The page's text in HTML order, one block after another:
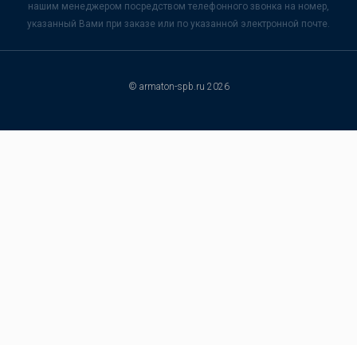
нашим менеджером посредством телефонного звонка на номер,
указанный Вами при заказе или по указанной электронной почте.
© armaton-spb.ru 2026